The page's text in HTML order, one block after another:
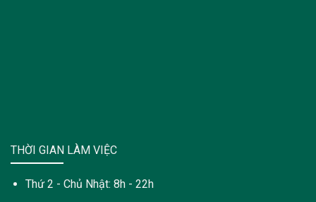
THỜI GIAN LÀM VIỆC
Thứ 2 - Chủ Nhật: 8h - 22h